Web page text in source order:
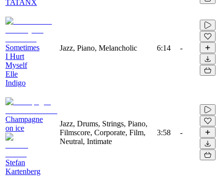
TATANX
Sometimes
I Hurt
Myself
Elle
Indigo
Jazz, Piano, Melancholic 6:14 -
Champagne
on ice
Stefan
Kartenberg
Jazz, Drums, Strings, Piano,
Filmscore, Corporate, Film,
Neutral, Intimate
3:58 -